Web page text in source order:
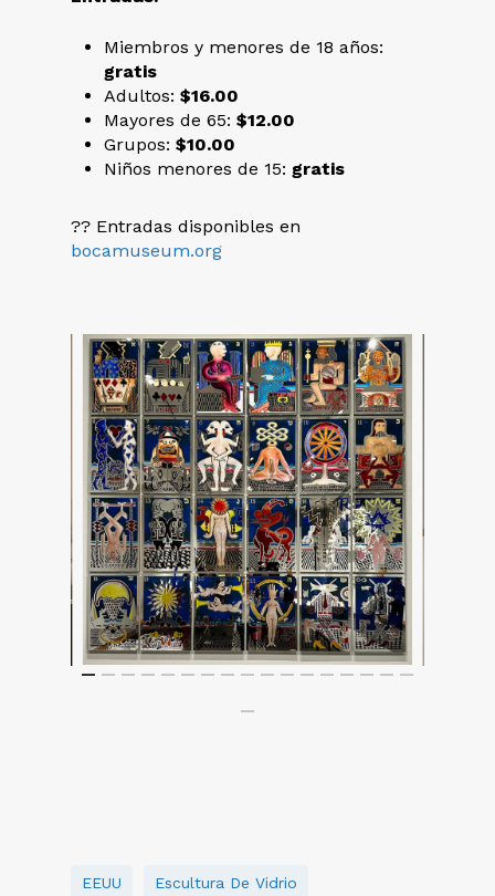
Miembros y menores de 18 años:
gratis
Adultos:$16.00
Mayores de 65:$12.00
Grupos:$10.00
Niños menores de 15: gratis
?? Entradas disponibles en
bocamuseum.org
EEUU Escultura De Vidrio